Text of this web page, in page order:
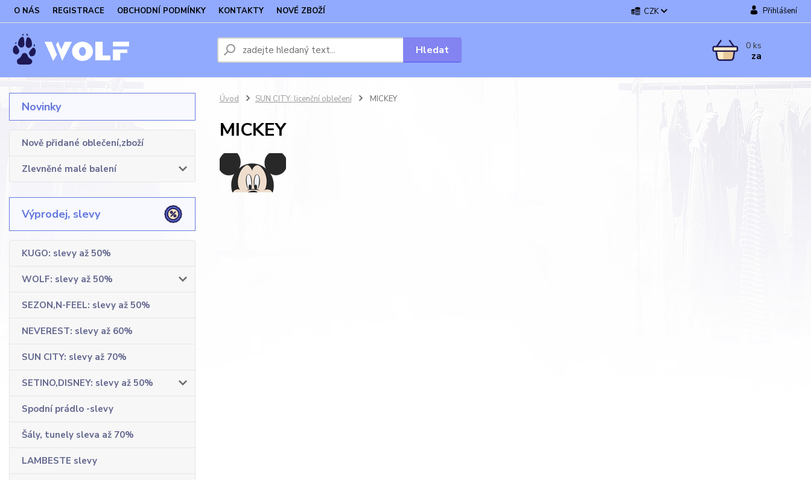
O NÁS REGISTRACE OBCHODNÍ PODMÍNKY KONTAKTY NOVÉ ZBOŽÍ CZK Přihlášení
Hledat 0 ks
za
Novinky
Nově přidané oblečení,zboží
Zlevněné malé balení
Výprodej, slevy
KUGO: slevy až 50%
WOLF: slevy až 50%
SEZON,N-FEEL: slevy až 50%
NEVEREST: slevy až 60%
SUN CITY: slevy až 70%
SETINO,DISNEY: slevy až 50%
Spodní prádlo -slevy
Šály, tunely sleva až 70%
LAMBESTE slevy
Úvod SUN CITY: licenční oblečení MICKEY
MICKEY